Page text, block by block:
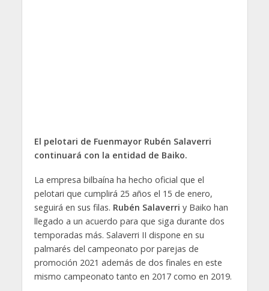
El pelotari de Fuenmayor Rubén Salaverri
continuará con la entidad de Baiko.
La empresa bilbaína ha hecho oficial que el
pelotari que cumplirá 25 años el 15 de enero,
seguirá en sus filas. Rubén Salaverri y Baiko han
llegado a un acuerdo para que siga durante dos
temporadas más. Salaverri II dispone en su
palmarés del campeonato por parejas de
promoción 2021 además de dos finales en este
mismo campeonato tanto en 2017 como en 2019.